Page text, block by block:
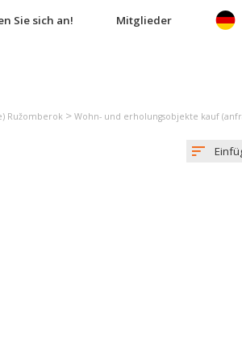
Sie sich an! Mitglieder
Ružomberok > Wohn- und erholungsobjekte kauf